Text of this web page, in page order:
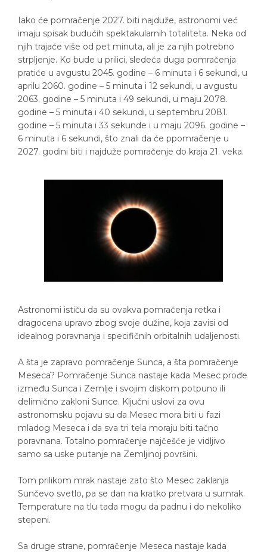
Iako će pomračenje 2027. biti najduže, astronomi već
imaju spisak budućih spektakularnih totaliteta. Neka od
njih trajaće više od pet minuta, ali je za njih potrebno
strpljenje. Ko bude u prilici, sledeća duga pomračenja
pratiće u avgustu 2045. godine – 6 minuta i 6 sekundi, u
aprilu 2060. godine – 5 minuta i 12 sekundi, u avgustu
2063. godine – 5 minuta i 49 sekundi, u maju 2078.
godine – 5 minuta i 40 sekundi, u septembru 2081.
godine – 5 minuta i 33 sekunde i u maju 2096. godine –
6 minuta i 6 sekundi, što znali da će ppomračenje u
2027. godini biti i najduže pomračenje do kraja 21. veka.
Astronomi ističu da su ovakva pomračenja retka i
dragocena upravo zbog svoje dužine, koja zavisi od
idealnog poravnanja i specifičnih orbitalnih udaljenosti.
A šta je zapravo pomračenje Sunca, a šta pomračenje
Meseca? Pomračenje Sunca nastaje kada Mesec prođe
između Sunca i Zemlje i svojim diskom potpuno ili
delimično zakloni Sunce. Ključni uslovi za ovu
astronomsku pojavu su da Mesec mora biti u fazi
mladog Meseca i da sva tri tela moraju biti tačno
poravnana. Totalno pomračenje najčešće je vidljivo
samo sa uske putanje na Zemljinoj površini.
Tom prilikom mrak nastaje zato što Mesec zaklanja
Sunčevo svetlo, pa se dan na kratko pretvara u sumrak.
Temperature na tlu tada mogu da padnu i do nekoliko
stepeni.
Sa druge strane, pomračenje Meseca nastaje kada